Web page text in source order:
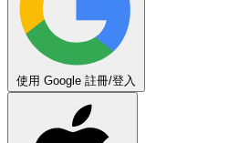
使用 Google 註冊/登入